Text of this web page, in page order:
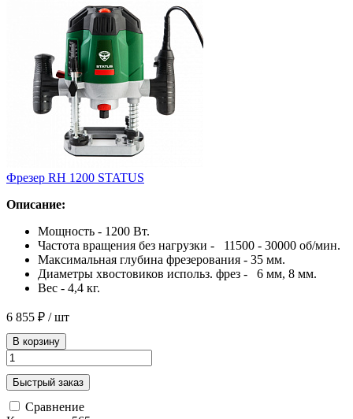
Фрезер RH 1200 STATUS
Описание:
Мощность - 1200 Bт.
Частота вращения без нагрузки - 11500 - 30000 об/мин.
Максимальная глубина фрезерования - 35 мм.
Диаметры хвостовиков использ. фрез - 6 мм, 8 мм.
Вес - 4,4 кг.
6 855 ₽ / шт
В корзину
Быстрый заказ
Сравнение